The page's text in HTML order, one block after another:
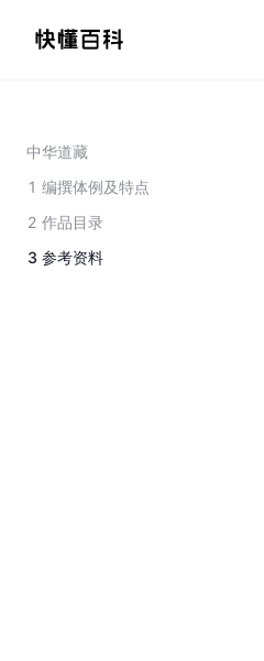
中华道藏
1 编撰体例及特点
2 作品目录
3 参考资料